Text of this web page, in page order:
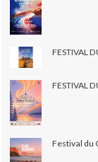
FESTIVAL
FESTIVAL
Festival du